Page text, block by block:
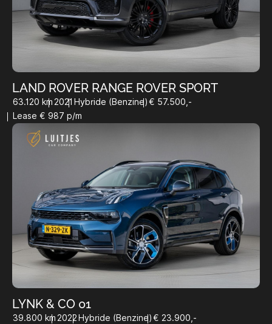
LAND ROVER RANGE ROVER SPORT
63.120 km2021 Hybride (Benzine)€ 57.500,-
Lease € 987 p/m
LYNK & CO 01
39.800 km2022 Hybride (Benzine)€ 23.900,-